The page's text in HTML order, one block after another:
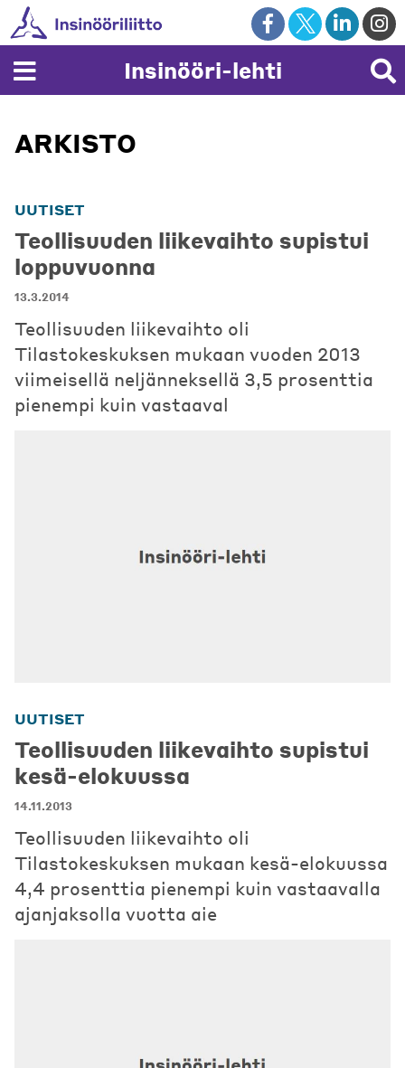
Skip
to
content
Insinööri-lehti
ARKISTO
UUTISET
Teollisuuden liikevaihto supistui
loppuvuonna
13.3.2014
Teollisuuden liikevaihto oli
Tilastokeskuksen mukaan vuoden 2013
viimeisellä neljänneksellä 3,5 prosenttia
pienempi kuin vastaaval
UUTISET
Teollisuuden liikevaihto supistui
kesä-elokuussa
14.11.2013
Teollisuuden liikevaihto oli
Tilastokeskuksen mukaan kesä-elokuussa
4,4 prosenttia pienempi kuin vastaavalla
ajanjaksolla vuotta aie